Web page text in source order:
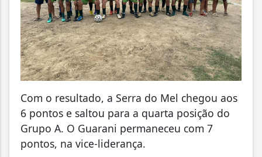
Com o resultado, a Serra do Mel chegou aos
6 pontos e saltou para a quarta posição do
Grupo A. O Guarani permaneceu com 7
pontos, na vice-liderança.